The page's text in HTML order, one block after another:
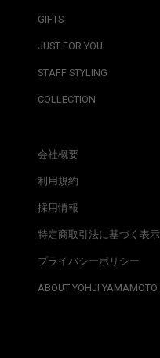
GIFTS
JUST FOR YOU
STAFF STYLING
COLLECTION
会社概要
利用規約
採用情報
特定商取引法に基づく表示
プライバシーポリシー
ABOUT YOHJI YAMAMOTO